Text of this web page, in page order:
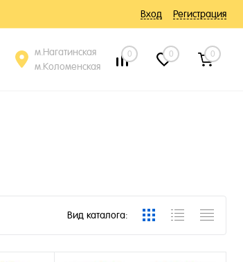
Вход Регистрация
м.Нагатинская
м.Коломенская
0 0 0
Вид каталога: